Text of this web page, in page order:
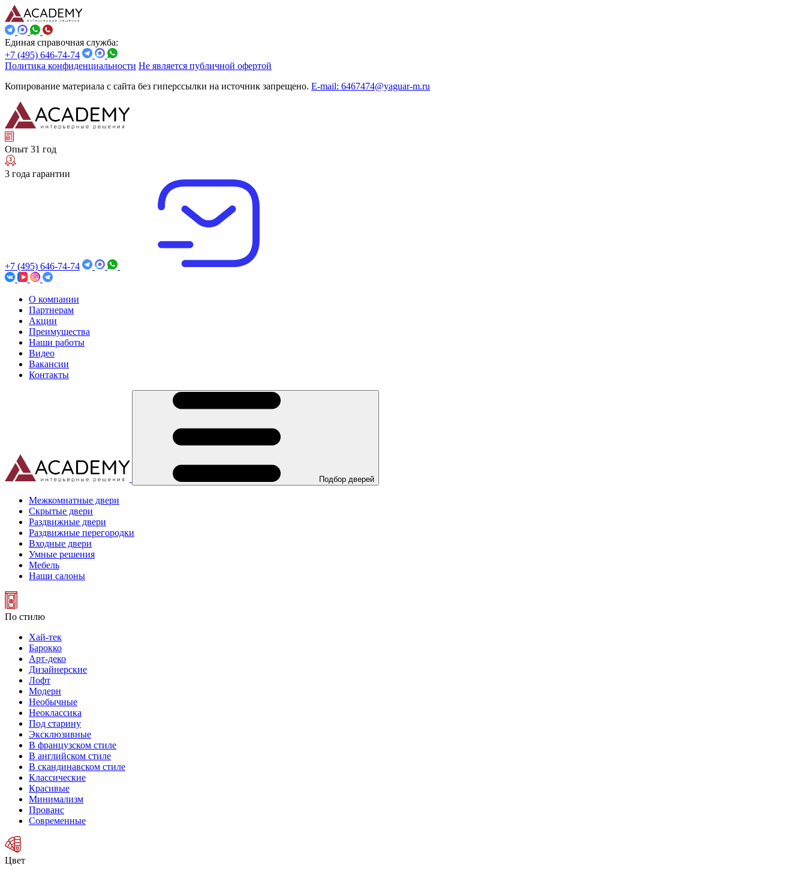
Единая справочная служба:
+7 (495) 646-74-74
Политика конфиденциальности Не является публичной офертой
Копирование материала с сайта без гиперссылки на источник запрещено. E-mail: 6467474@yaguar-m.ru
Опыт 31 год
3 года гарантии
+7 (495) 646-74-74
О компании
Партнерам
Акции
Преимущества
Наши работы
Видео
Вакансии
Контакты
Подбор дверей
Межкомнатные двери
Скрытые двери
Раздвижные двери
Раздвижные перегородки
Входные двери
Умные решения
Мебель
Наши салоны
По стилю
Хай-тек
Барокко
Арт-деко
Дизайнерские
Лофт
Модерн
Необычные
Неоклассика
Под старину
Эксклюзивные
В французском стиле
В английском стиле
В скандинавском стиле
Классические
Красивые
Минимализм
Прованс
Современные
Цвет